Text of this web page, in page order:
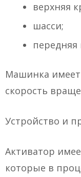
верхняя
шасси;
передняя
Машинка
скорость
Устройство и
Активатор
которые в